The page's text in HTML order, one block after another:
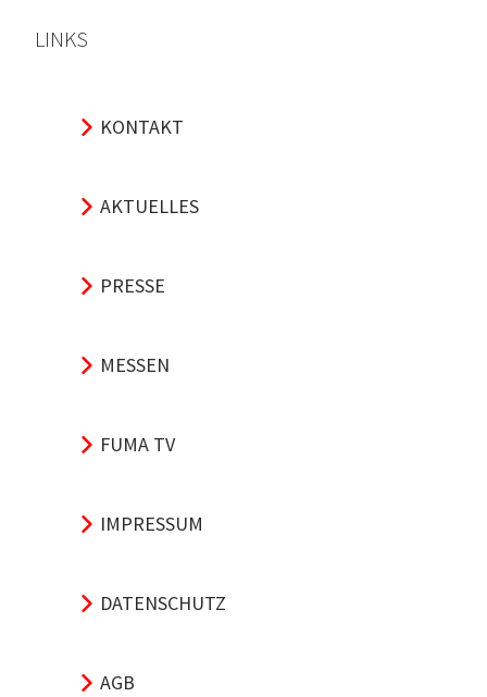
LINKS
KONTAKT
AKTUELLES
PRESSE
MESSEN
FUMA TV
IMPRESSUM
DATENSCHUTZ
AGB